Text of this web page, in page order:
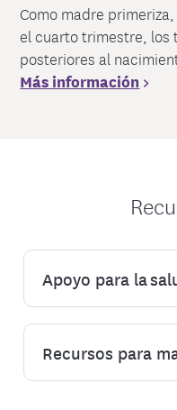
Como madre
el cuarto trimestre, los
posteriores al
Más información >
Apoyo para la
EmblemHealth
médicos y de
Recursos para